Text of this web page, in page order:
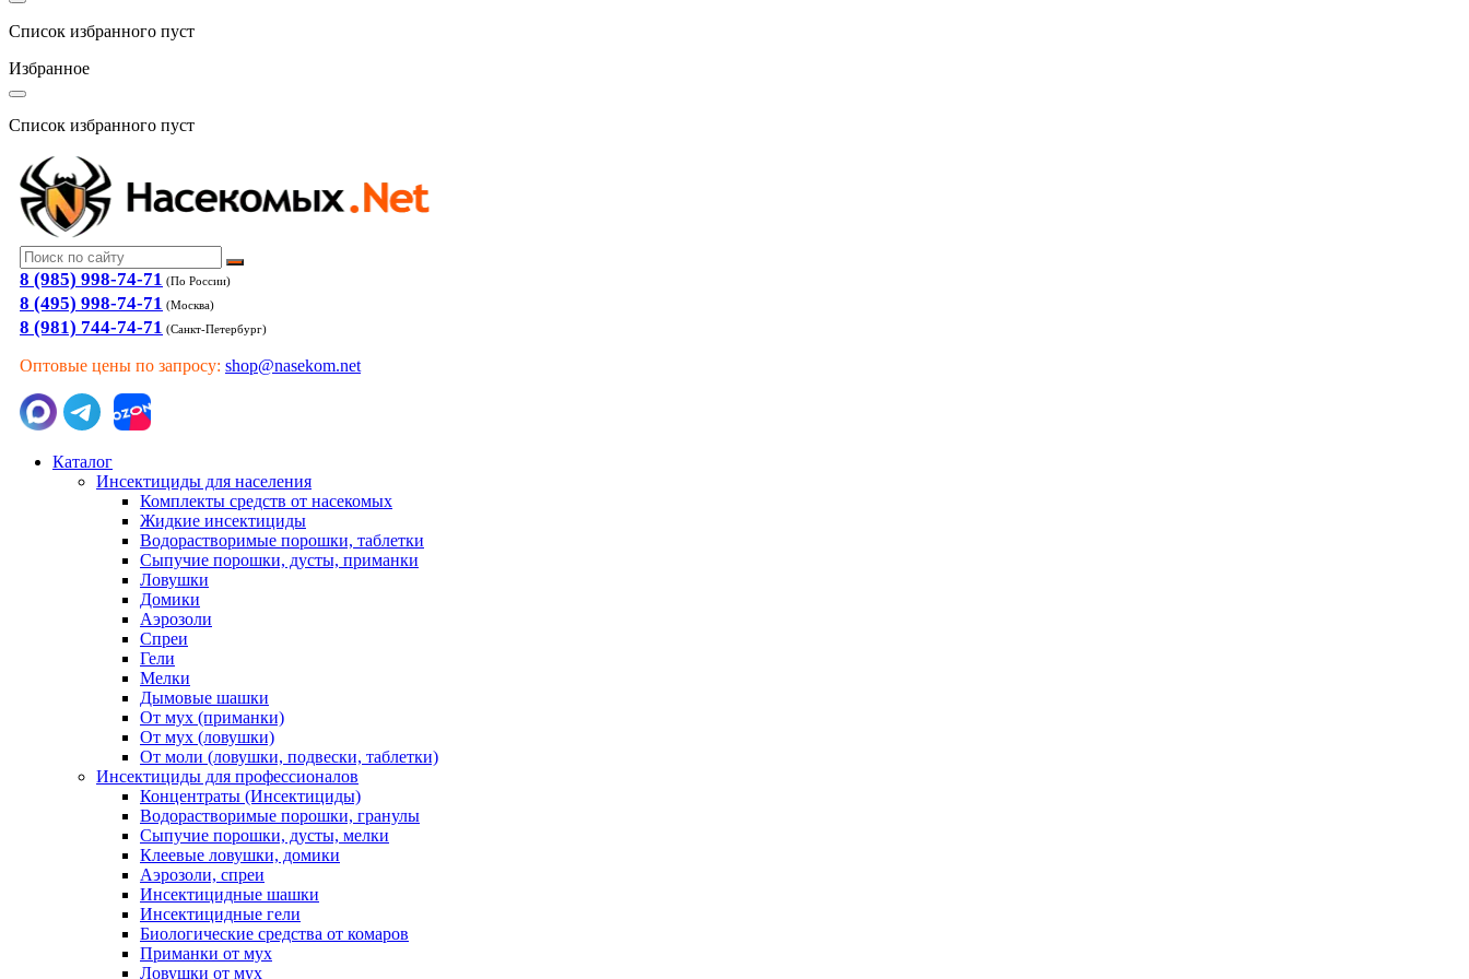
Список избранного пуст
Избранное
Список избранного пуст
8 (985) 998-74-71 (По России)
8 (495) 998-74-71 (Москва)
8 (981) 744-74-71 (Санкт-Петербург)
Оптовые цены по запросу: shop@nasekom.net
Каталог
Инсектициды для населения
Комплекты средств от насекомых
Жидкие инсектициды
Водорастворимые порошки, таблетки
Сыпучие порошки, дусты, приманки
Ловушки
Домики
Аэрозоли
Спреи
Гели
Мелки
Дымовые шашки
От мух (приманки)
От мух (ловушки)
От моли (ловушки, подвески, таблетки)
Инсектициды для профессионалов
Концентраты (Инсектициды)
Водорастворимые порошки, гранулы
Сыпучие порошки, дусты, мелки
Клеевые ловушки, домики
Аэрозоли, спреи
Инсектицидные шашки
Инсектицидные гели
Биологические средства от комаров
Приманки от мух
Ловушки от мух